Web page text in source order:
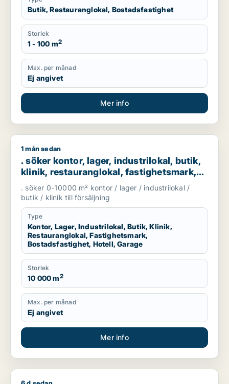
Butik, Restauranglokal, Bostadsfastighet
Storlek
1 - 100 m2
Max. per månad
Ej angivet
Mer info
. söker kontor, lager, industrilokal, butik, klinik,
1 mån sedan
. söker kontor, lager, industrilokal, butik,
klinik, restauranglokal, fastighetsmark,
bostadsfastighet, hotell eller garage till
salu i Göteborg
. söker 0-10000 m² kontor / lager / industrilokal /
butik / klinik till försäljning
Type
Kontor, Lager, Industrilokal, Butik, Klinik,
Restauranglokal, Fastighetsmark,
Bostadsfastighet, Hotell, Garage
Storlek
10 000 m2
Max. per månad
Ej angivet
Mer info